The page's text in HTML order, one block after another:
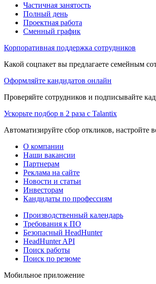
Частичная занятость
Полный день
Проектная работа
Сменный график
Корпоративная поддержка сотрудников
Какой соцпакет вы предлагаете семейным
Оформляйте кандидатов онлайн
Проверяйте сотрудников и подписывайте
Ускорьте подбор в 2 раза с Talantix
Автоматизируйте сбор откликов, настройте
О компании
Наши вакансии
Партнерам
Реклама на сайте
Новости и статьи
Инвесторам
Кандидаты по профессиям
Производственный календарь
Требования к ПО
Безопасный HeadHunter
HeadHunter API
Поиск работы
Поиск по резюме
Мобильное приложение